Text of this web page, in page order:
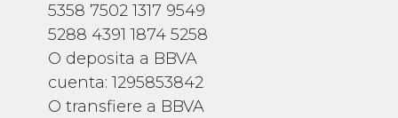
5358 7502 1317 9549
5288 4391 1874 5258
O deposita a BBVA
cuenta: 1295853842
O transfiere a BBVA